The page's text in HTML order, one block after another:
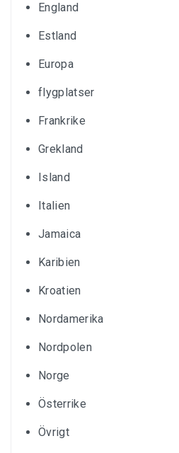
England
Estland
Europa
flygplatser
Frankrike
Grekland
Island
Italien
Jamaica
Karibien
Kroatien
Nordamerika
Nordpolen
Norge
Österrike
Övrigt